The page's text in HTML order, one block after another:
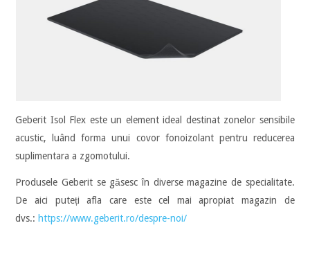
Geberit Isol Flex este un element ideal destinat zonelor sensibile
acustic, luând forma unui covor fonoizolant pentru reducerea
suplimentara a zgomotului.
Produsele Geberit se găsesc în diverse magazine de specialitate.
De aici puteți afla care este cel mai apropiat magazin de
dvs.: https://www.geberit.ro/despre-noi/